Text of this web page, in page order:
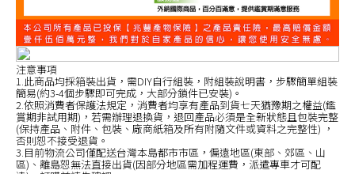
注意事項
1.此商品均採箱裝出貨，需DIY自行組裝，附組裝說明書，步驟簡單組裝
簡易(約3-4個步驟即可完成，大部分鎖件已安裝)。
2.依照消費者保護法規定，消費者均享有產品到貨七天猶豫期之權益(鑑
賞期非試用期)，若需辦理退換貨，退回產品必須是全新狀態且包裝完整
(保持產品、附件、包裝、廠商紙箱及所有附隨文件或資料之完整性) ，
否則恕不接受退貨。
3.目前物流公司僅配送台灣本島都市市區，偏遠地區(東部、郊區、山
區)、離島恕無法直接出貨(因部分地區需加程運費，派遣專車才可配